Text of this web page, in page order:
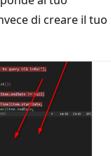
di creare il tuo